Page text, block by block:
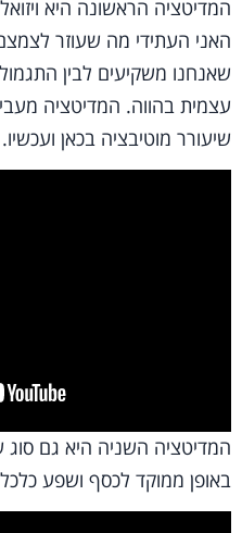
המדיטציה הראשונה היא
האני העתידי מה שעוזר
שאנחנו משקיעים לבין
עצמית בהווה. המדיטציה
שיעורר מוטיבציה בכאן ועכשיו.
המדיטציה השניה היא גם סוג
באופן ממוקד לכסף ושפע